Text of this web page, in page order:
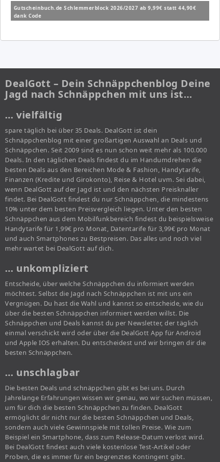
Gutscheinbuch.de Schlemmerblock 2026/2027 ab 9,99€ statt 44,90€
dank Code
DealGott – Dein Schnäppchenblog Deine
Jagd nach Schnäppchen mit uns ist…
… vielfältig
spare täglich bei über 35 Deals. DealGott ist dein
Schnäppchenblog mit einer großartigen Auswahl an Deals und
Schnäppchen. Seit 2009 sind es nun schon weit mehr als 100.000
Deals. In den täglichen Deals findest du im Handumdrehen die
besten Deals aus den Bereichen Mode & Fashion, Handytarife,
Finanzen (Kredite und Girokonto), Reise & Hotel uvm. Sei dabei,
wenn DealGott auf der Jagd ist und den nächsten Preisknaller
findet. Bei DealGott findest du nur Schnäppchen, die mindestens
10% unter dem besten Preisvergleich liegen. Unter den besten
Schnäppchen aus dem Mobilfunkbereich findest du beispielsweise
Handytarife für 1,99€ pro Monat, Datentarife für 3,99€ pro Monat
und auch Smartphones zu Bestpreisen. Das alles und noch viel
mehr wartet bei DealGott auf dich.
… unkompliziert
Entscheide, über welche Schnäppchen du informiert werden
möchtest. Selbst die Jagd nach Schnäppchen ist mit uns ein
Vergnügen. Du hast die Wahl und kannst so entscheide, wie du
über die besten Schnäppchen informiert werden willst. Die
Schnäppchen und Deals kannst du per Newsletter, der täglich
einmal verschickt wird oder über die DealGott App für Android
und Apple IOS erhalten. Du entscheidest und wir bringen dir die
besten Schnäppchen.
… unschlagbar
Die besten Deals und schnäppchen gibt es bei uns. Durch
Jahrelange Erfahrungen wissen wir genau, wo wir suchen müssen,
um für dich die besten Schnäppchen zu finden. DealGott
ermöglicht dir nicht nur die besten Schnäppchen und Deals,
sondern auch viele Gewinnspiele mit tollen Preise. Wie zum
Beispiel ein Smartphone, dass zum Release-Datum verlost wird.
Bei DealGott findest auch viele kostenlose Test-Artikel oder
Proben, die es immer für ein begrenztes Kontingent gibt.